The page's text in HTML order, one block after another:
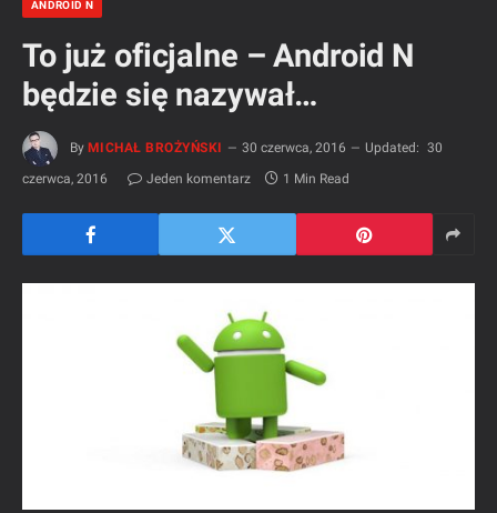
ANDROID N
To już oficjalne – Android N
będzie się nazywał…
By MICHAŁ BROŻYŃSKI 30 czerwca, 2016 Updated: 30
czerwca, 2016
Jeden komentarz 1 Min Read